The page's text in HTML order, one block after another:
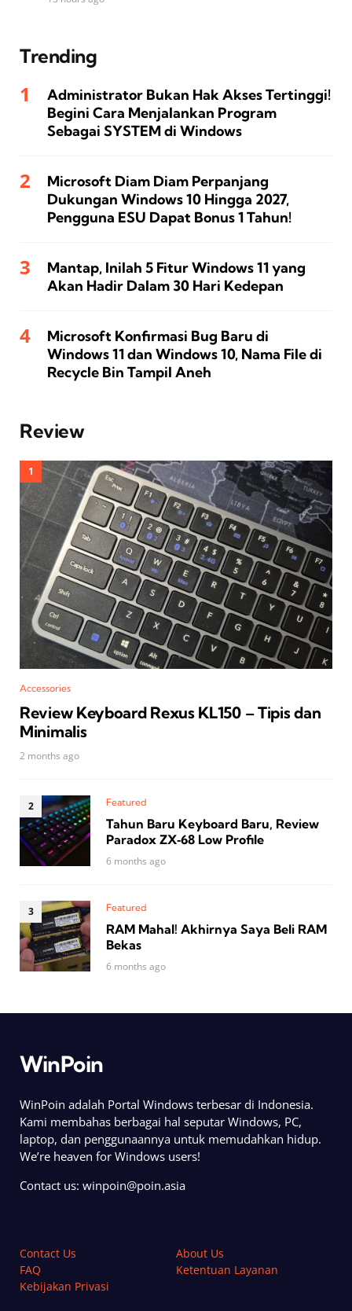
Trending
Administrator Bukan Hak Akses Tertinggi!
Begini Cara Menjalankan Program
Sebagai SYSTEM di Windows
Microsoft Diam Diam Perpanjang
Dukungan Windows 10 Hingga 2027,
Pengguna ESU Dapat Bonus 1 Tahun!
Mantap, Inilah 5 Fitur Windows 11 yang
Akan Hadir Dalam 30 Hari Kedepan
Microsoft Konfirmasi Bug Baru di
Windows 11 dan Windows 10, Nama File di
Recycle Bin Tampil Aneh
Review
Accessories
Review Keyboard Rexus KL150 – Tipis dan
Minimalis
2 months ago
Featured
Tahun Baru Keyboard Baru, Review
Paradox ZX‑68 Low Profile
6 months ago
Featured
RAM Mahal! Akhirnya Saya Beli RAM
Bekas
6 months ago
WinPoin
WinPoin adalah Portal Windows terbesar di Indonesia.
Kami membahas berbagai hal seputar Windows, PC,
laptop, dan penggunaannya untuk memudahkan hidup.
We’re heaven for Windows users!
Contact us: winpoin@poin.asia
Contact Us
About Us
FAQ
Ketentuan Layanan
Kebijakan Privasi